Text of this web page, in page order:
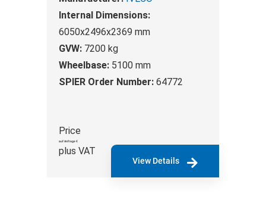
Internal Dimensions:
6050x2496x2369 mm
GVW: 7200 kg
Wheelbase: 5100 mm
SPIER Order Number: 64772
Price
auf Anfrage €
plus VAT
View Details